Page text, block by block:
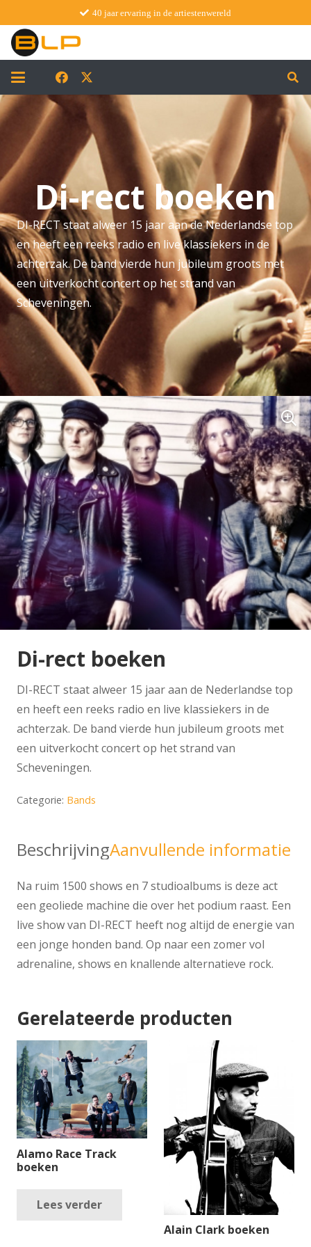
40 jaar ervaring in de artiestenwereld
Di-rect boeken
DI-RECT staat alweer 15 jaar aan de Nederlandse top
en heeft een reeks radio en live klassiekers in de
achterzak. De band vierde hun jubileum groots met
een uitverkocht concert op het strand van
Scheveningen.
Di-rect boeken
DI-RECT staat alweer 15 jaar aan de Nederlandse top
en heeft een reeks radio en live klassiekers in de
achterzak. De band vierde hun jubileum groots met
een uitverkocht concert op het strand van
Scheveningen.
Categorie: Bands
BeschrijvingAanvullende informatie
Na ruim 1500 shows en 7 studioalbums is deze act
een geoliede machine die over het podium raast. Een
live show van DI-RECT heeft nog altijd de energie van
een jonge honden band. Op naar een zomer vol
adrenaline, shows en knallende alternatieve rock.
Gerelateerde producten
Alamo Race Track
boeken
Lees verder
Alain Clark boeken